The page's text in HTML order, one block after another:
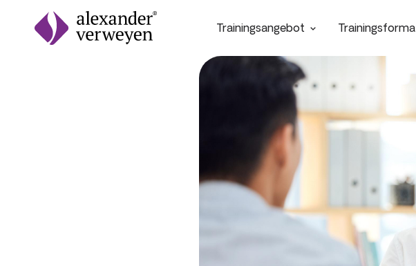
Zum Inhalt springen
Trainingsangebot